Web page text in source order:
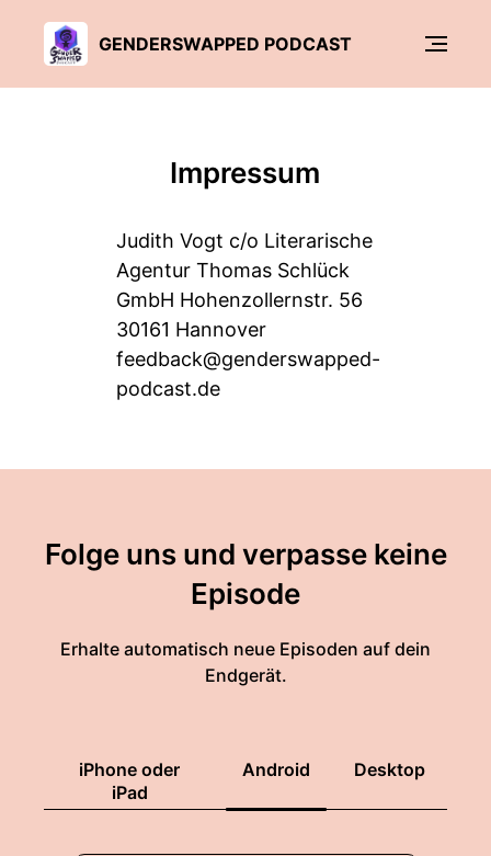
GENDERSWAPPED PODCAST
Impressum
Judith Vogt c/o Literarische
Agentur Thomas Schlück
GmbH Hohenzollernstr. 56
30161 Hannover
feedback@genderswapped-
podcast.de
Folge uns und verpasse keine
Episode
Erhalte automatisch neue Episoden auf dein
Endgerät.
iPhone oder
iPad
Android Desktop